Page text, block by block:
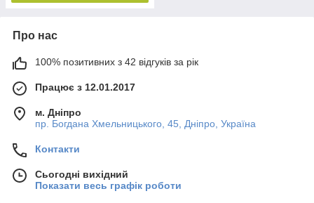
Про нас
100% позитивних з 42 відгуків за рік
Працює з 12.01.2017
м. Дніпро
пр. Богдана Хмельницького, 45, Дніпро, Україна
Контакти
Сьогодні вихідний
Показати весь графік роботи